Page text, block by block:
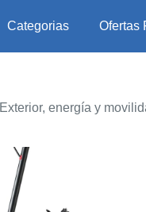
Categorias Ofertas
Exterior, energía y